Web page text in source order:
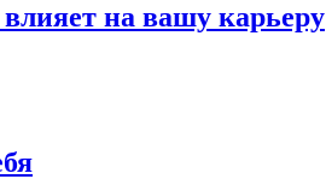
на вашу карьеру